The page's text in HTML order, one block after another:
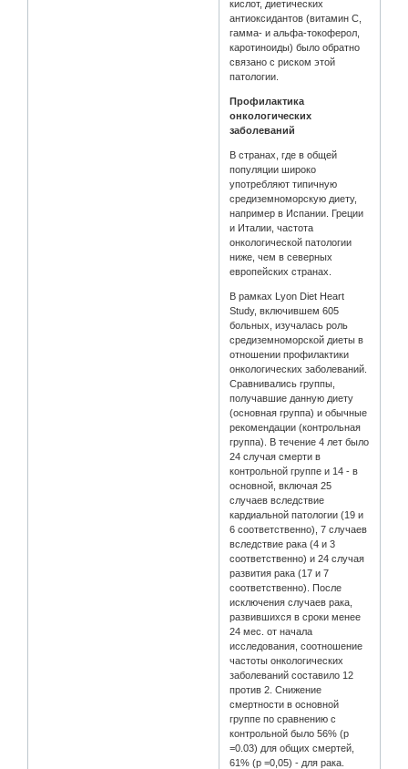
кислот, диетических
антиоксидантов (витамин С,
гамма- и альфа-токоферол,
каротиноиды) было обратно
связано с риском этой
патологии.
Профилактика
онкологических
заболеваний
В странах, где в общей
популяции широко
употребляют типичную
средиземноморскую диету,
например в Испании. Греции
и Италии, частота
онкологической патологии
ниже, чем в северных
европейских странах.
В рамках Lyon Diet Heart
Study, включившем 605
больных, изучалась роль
средиземноморской диеты в
отношении профилактики
онкологических заболеваний.
Сравнивались группы,
получавшие данную диету
(основная группа) и обычные
рекомендации (контрольная
группа). В течение 4 лет было
24 случая смерти в
контрольной группе и 14 - в
основной, включая 25
случаев вследствие
кардиальной патологии (19 и
6 соответственно), 7 случаев
вследствие рака (4 и 3
соответственно) и 24 случая
развития рака (17 и 7
соответственно). После
исключения случаев рака,
развившихся в сроки менее
24 мес. от начала
исследования, соотношение
частоты онкологических
заболеваний составило 12
против 2. Снижение
смертности в основной
группе по сравнению с
контрольной было 56% (р
=0.03) для общих смертей,
61% (р =0,05) - для рака.